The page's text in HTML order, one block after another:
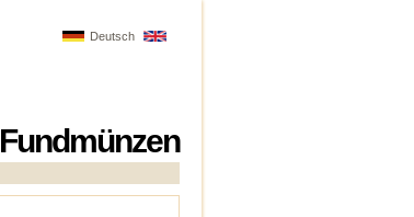
Fundmünzen
Deutsch